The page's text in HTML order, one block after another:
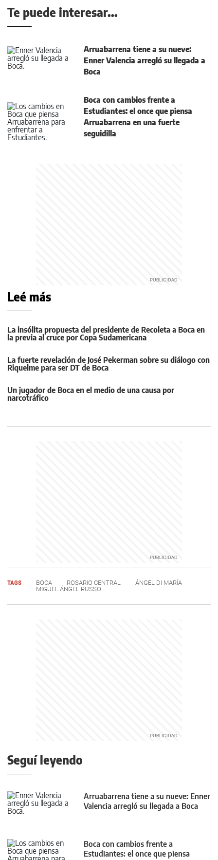
Te puede interesar...
Arruabarrena tiene a su nueve:
Enner Valencia arregló su llegada a
Boca
Boca con cambios frente a
Estudiantes: el once que piensa
Arruabarrena en una fuerte
seguidilla
Leé más
La insólita propuesta del presidente de Recoleta a Boca en
la previa al cruce por Copa Sudamericana
La fuerte revelación de José Pekerman sobre su diálogo con
Riquelme para ser DT de Boca
Un jugador de Boca en el medio de una causa por
narcotráfico
TAGS BOCA ROSARIO CENTRAL
ÁNGEL DI MARÍA
MIGUEL ÁNGEL RUSSO
Seguí leyendo
Arruabarrena tiene a su nueve: Enner
Valencia arregló su llegada a Boca
Boca con cambios frente a
Estudiantes: el once que piensa